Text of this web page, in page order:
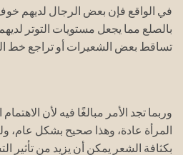
في الواقع فإن بعض الرجال لديهم
بالصلع مما يجعل مستويات التوتر
تساقط بعض الشعيرات أو تراجع خط
وربما تجد الأمر مبالغًا فيه لأن
المرأة عادة، وهذا صحيح بشكل عام،
بكثافة الشعر يمكن أن يزيد من تأثير